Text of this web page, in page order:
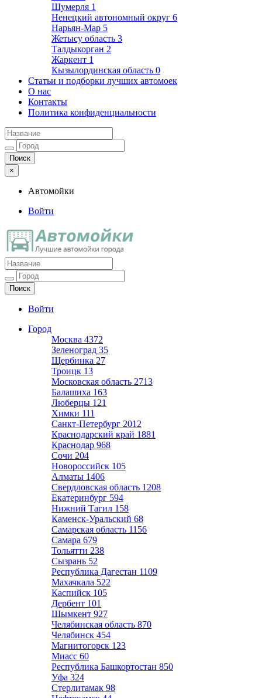
Шумерля 1
Ненецкий автономный округ 6
Нарьян-Мар 5
Жетысу область 3
Талдыкорган 2
Жаркент 1
Кызылординская область 0
Статьи и подборки лучших автомоек
О нас
Контакты
Политика конфиденциальности
×
Автомойки
Войти
Автомойки
Ещё один сайт на WordPress
Войти
Город
Москва 4372
Зеленоград 35
Щербинка 27
Троицк 13
Московская область 2713
Балашиха 163
Люберцы 121
Химки 111
Санкт-Петербург 2012
Краснодарский край 1881
Краснодар 968
Сочи 204
Новороссийск 105
Алматы 1406
Свердловская область 1208
Екатеринбург 594
Нижний Тагил 158
Каменск-Уральский 68
Самарская область 1156
Самара 679
Тольятти 238
Сызрань 52
Республика Дагестан 1109
Махачкала 522
Каспийск 105
Дербент 101
Шымкент 927
Челябинская область 870
Челябинск 454
Магнитогорск 123
Миасс 60
Республика Башкортостан 850
Уфа 324
Стерлитамак 98